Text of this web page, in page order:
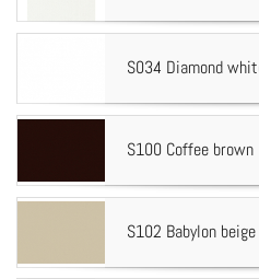
S034 Diamond
S100 Coffee brown
S102 Babylon beige